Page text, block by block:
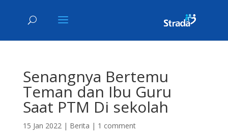
Senangnya Bertemu
Teman dan Ibu Guru
Saat PTM Di sekolah
15 Jan 2022| Berita | 1 comment